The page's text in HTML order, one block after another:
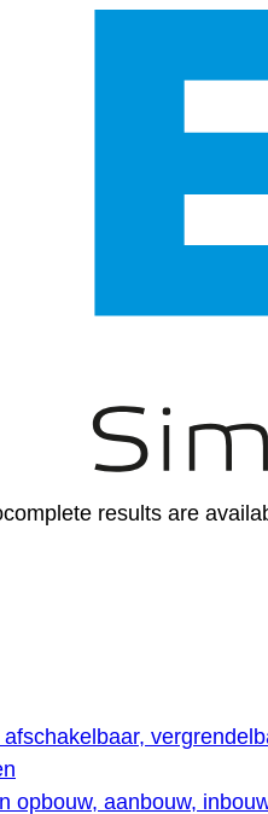
results are
opbouw, aanbouw,